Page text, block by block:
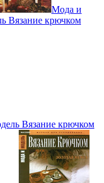
Мода и
Вязание крючком
Вязание крючком